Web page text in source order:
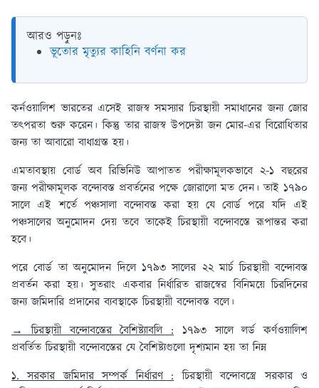
আরও পড়ুনঃ
ভূতোর মৃত্যুর কাহিনি বর্ণনা কর
কর্নওয়ালিশ ভারতের এসেই রাজস্ব সমস্যার চিরস্থায়ী সমাধানের জন্য জোর
তৎপরতা শুরু করেন। কিন্তু তার রাজস্ব উপদেষ্টা জন মোর-এর বিরোধিতার
জন্য তা আবারো বাধাগ্রস্ত হয়।
এমতাবস্থায় বোর্ড অব রিভিনিউ আপাতত পরীক্ষামূলকভাবে ২-১ বছরের
জন্য পরীক্ষামূলক বন্দোবস্ত প্রবর্তনের পক্ষে জোরালো মত দেন। তাই ১৭৯০
সালে এই শর্তে পঞ্চসালা বন্দোবস্ত করা হয় যে বোর্ড পরে যদি এই
পঞ্চসালের অনুমোদন দেয় তবে তাকেই চিরস্থায়ী বন্দোবস্তে রূপান্তর করা
হবে।
পরে বোর্ড তা অনুমোদন দিলে ১৭৯৩ সালের ২২ মার্চ চিরস্থায়ী বন্দোবস্ত
প্রবর্তন করা হয়। সুতরাং একবার নির্ধারিত রাজস্বের বিনিময়ে চিরদিনের
জন্য জমিদারি প্রদানের ব্যবস্থাকে চিরস্থায়ী বন্দোবস্ত বলে।
→ চিরস্থায়ী বন্দোবস্তের বৈশিষ্ট্যাবলি : ১৭৯৩ সালে লর্ড কর্ণওয়ালিশ
প্রবর্তিত চিরস্থায়ী বন্দোবস্তের যে বৈশিষ্ট্যগুলো দৃশ্যমান হয় তা নিম্ন
১. সরকার জমিদার সম্পর্ক নির্ধারণ :চিরস্থায়ী বন্দোবস্ত্রে সরকার ও